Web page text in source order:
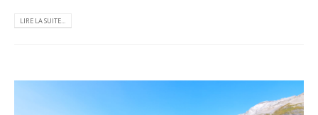
LIRE LA SUITE...